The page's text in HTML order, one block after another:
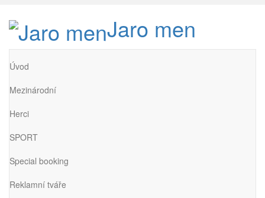
Jaro men
Úvod
Mezinárodní
Herci
SPORT
Special booking
Reklamní tváře